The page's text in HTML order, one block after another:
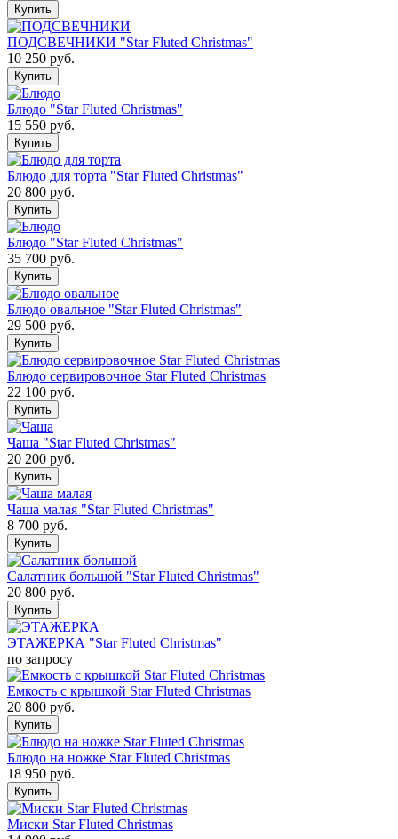
ПОДСВЕЧНИКИ "Star Fluted Christmas"
10 250 руб.
Блюдо "Star Fluted Christmas"
15 550 руб.
Блюдо для торта "Star Fluted Christmas"
20 800 руб.
Блюдо "Star Fluted Christmas"
35 700 руб.
Блюдо овальное "Star Fluted Christmas"
29 500 руб.
Блюдо сервировочное Star Fluted Christmas
22 100 руб.
Чаша "Star Fluted Christmas"
20 200 руб.
Чаша малая "Star Fluted Christmas"
8 700 руб.
Салатник большой "Star Fluted Christmas"
20 800 руб.
ЭТАЖЕРКА "Star Fluted Christmas"
по запросу
Емкость с крышкой Star Fluted Christmas
20 800 руб.
Блюдо на ножке Star Fluted Christmas
18 950 руб.
Миски Star Fluted Christmas